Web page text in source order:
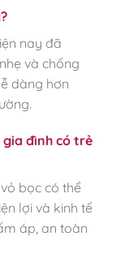
nay đã
và chống
dàng hơn
gia đình có trẻ
bọc có thể
lợi và kinh tế
áp, an toàn